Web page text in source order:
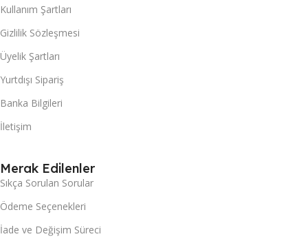
Kullanım Şartları
Gizlilik Sözleşmesi
Üyelik Şartları
Yurtdışı Sipariş
Banka Bilgileri
İletişim
Merak Edilenler
Sıkça Sorulan Sorular
Ödeme Seçenekleri
İade ve Değişim Süreci